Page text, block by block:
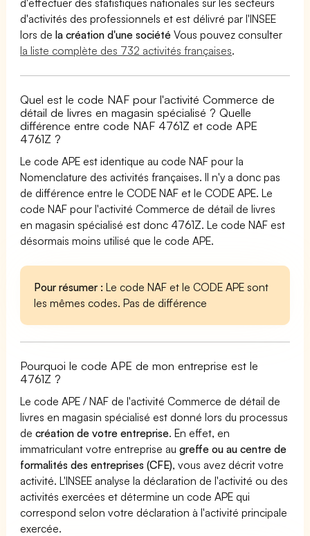
d'activités des professionnels et est délivré par l'INSEE
lors dela création d'une société Vous pouvez consulter
la liste complète des 732 activités françaises.
Quel est le code NAF pour l'activité Commerce de
détail de livres en magasin spécialisé ? Quelle
différence entre code NAF 4761Z et code APE
4761Z ?
Le code APE est identique au code NAF pour la
Nomenclature des activités françaises. Il n'y a donc pas
de différence entre le CODE NAF et le CODE APE. Le
code NAF pour l'activité Commerce de détail de livres
en magasin spécialisé est donc 4761Z. Le code NAF est
désormais moins utilisé que le code APE.
Pour résumer : Le code NAF et le CODE APE sont
les mêmes codes. Pas de différence
Pourquoi le code APE de mon entreprise est le
4761Z ?
Le code APE / NAF de l'activité Commerce de détail de
livres en magasin spécialisé est donné lors du processus
decréation de votre entreprise. En effet, en
immatriculant votre entreprise augreffe ou au centre de
formalités des entreprises (CFE), vous avez décrit votre
activité. L'INSEE analyse la déclaration de l'activité ou des
activités exercées et détermine un code APE qui
correspond selon votre déclaration à l'activité principale
exercée.